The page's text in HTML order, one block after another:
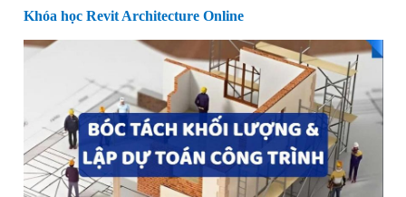
Khóa học Revit Architecture Online